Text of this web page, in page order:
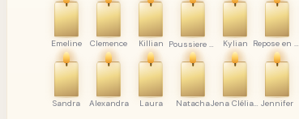
Emeline Clemence Killian Poussiere d’etoille filante ❤️ Kylian Repose en paix Youri
Sandra Alexandra Laura Natacha Jena Clélia et Brandon Jennifer